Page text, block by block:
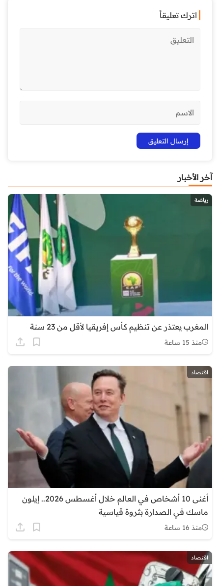
اترك تعليقاً
آخر الأخبار
رياضة
المغرب يعتذر عن تنظيم كأس إفريقيا لأقل من 23 سنة
منذ 15 ساعة
اقتصاد
أغنى 10 أشخاص في العالم خلال أغسطس 2026.. إيلون
ماسك في الصدارة بثروة قياسية
منذ 16 ساعة
اقتصاد